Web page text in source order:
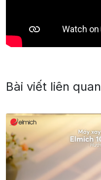
Bài viết liên quan